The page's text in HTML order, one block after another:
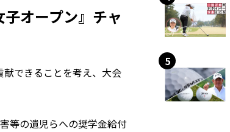
オープン』チャ
できることを考え、大会
等の遺児らへの奨学金給付